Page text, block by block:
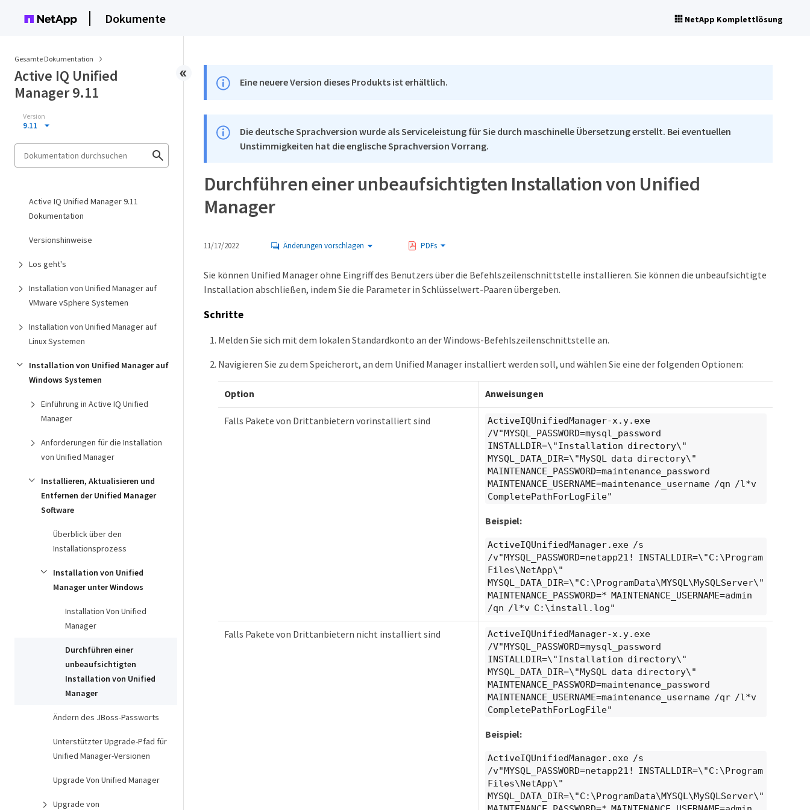
Dokumente NetApp Komplettlösung
Gesamte Dokumentation
Active IQ Unified
Manager 9.11
Version
9.11
Active IQ Unified Manager 9.11
Dokumentation
Versionshinweise
Los geht's
Installation von Unified Manager auf
VMware vSphere Systemen
Installation von Unified Manager auf
Linux Systemen
Installation von Unified Manager auf
Windows Systemen
Einführung in Active IQ Unified
Manager
Anforderungen für die Installation
von Unified Manager
Installieren, Aktualisieren und
Entfernen der Unified Manager
Software
Überblick über den
Installationsprozess
Installation von Unified
Manager unter Windows
Installation Von Unified
Manager
Durchführen einer
unbeaufsichtigten
Installation von Unified
Manager
Ändern des JBoss-Passworts
Unterstützter Upgrade-Pfad für
Unified Manager-Versionen
Upgrade Von Unified Manager
Upgrade von
Eine neuere Version dieses Produkts ist erhältlich.
Die deutsche Sprachversion wurde als Serviceleistung für Sie durch maschinelle Übersetzung erstellt. Bei eventuellen
Unstimmigkeiten hat die englische Sprachversion Vorrang.
Durchführen einer unbeaufsichtigten Installation von Unified
Manager
11/17/2022 Änderungen vorschlagen PDFs
Sie können Unified Manager ohne Eingriff des Benutzers über die Befehlszeilenschnittstelle installieren. Sie können die unbeaufsichtigte
Installation abschließen, indem Sie die Parameter in Schlüsselwert-Paaren übergeben.
Schritte
Melden Sie sich mit dem lokalen Standardkonto an der Windows-Befehlszeilenschnittstelle an.
Navigieren Sie zu dem Speicherort, an dem Unified Manager installiert werden soll, und wählen Sie eine der folgenden Optionen:
Option Anweisungen
Falls Pakete von Drittanbietern vorinstalliert sind
ActiveIQUnifiedManager-x.y.exe
/V"MYSQL_PASSWORD=mysql_password
INSTALLDIR=\"Installation directory\"
MYSQL_DATA_DIR=\"MySQL data directory\"
MAINTENANCE_PASSWORD=maintenance_password
MAINTENANCE_USERNAME=maintenance_username /qn /l*v
CompletePathForLogFile"
Beispiel:
ActiveIQUnifiedManager.exe /s
/v"MYSQL_PASSWORD=netapp21! INSTALLDIR=\"C:\Program
Files\NetApp\"
MYSQL_DATA_DIR=\"C:\ProgramData\MYSQL\MySQLServer\"
MAINTENANCE_PASSWORD=* MAINTENANCE_USERNAME=admin
/qn /l*v C:\install.log"
Falls Pakete von Drittanbietern nicht installiert sind
ActiveIQUnifiedManager-x.y.exe
/V"MYSQL_PASSWORD=mysql_password
INSTALLDIR=\"Installation directory\"
MYSQL_DATA_DIR=\"MySQL data directory\"
MAINTENANCE_PASSWORD=maintenance_password
MAINTENANCE_USERNAME=maintenance_username /qr /l*v
CompletePathForLogFile"
Beispiel:
ActiveIQUnifiedManager.exe /s
/v"MYSQL_PASSWORD=netapp21! INSTALLDIR=\"C:\Program
Files\NetApp\"
MYSQL_DATA_DIR=\"C:\ProgramData\MYSQL\MySQLServer\"